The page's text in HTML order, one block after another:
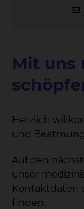
Mit uns
Herzlich
und
Auf den
unser
Kontaktdaten
finden.